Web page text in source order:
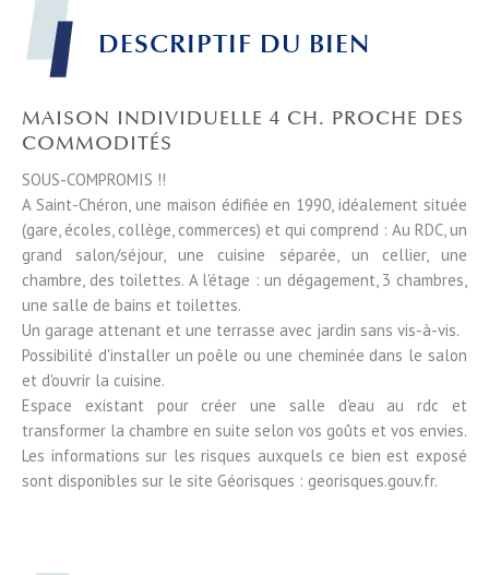
DESCRIPTIF DU BIEN
MAISON INDIVIDUELLE 4 CH. PROCHE DES
COMMODITÉS
SOUS-COMPROMIS !!
A Saint-Chéron, une maison édifiée en 1990, idéalement située
(gare, écoles, collège, commerces) et qui comprend : Au RDC, un
grand salon/séjour, une cuisine séparée, un cellier, une
chambre, des toilettes. A l'étage : un dégagement, 3 chambres,
une salle de bains et toilettes.
Un garage attenant et une terrasse avec jardin sans vis-à-vis.
Possibilité d'installer un poêle ou une cheminée dans le salon
et d'ouvrir la cuisine.
Espace existant pour créer une salle d'eau au rdc et
transformer la chambre en suite selon vos goûts et vos envies.
Les informations sur les risques auxquels ce bien est exposé
sont disponibles sur le site Géorisques : georisques.gouv.fr.